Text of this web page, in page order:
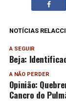
NOTÍCIAS
A SEGUIR
Beja:
A NÃO PERDER
Opinião:
Cancro do